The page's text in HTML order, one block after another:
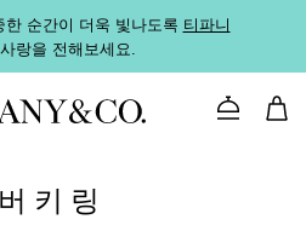
순간이 더욱 빛나도록 티파니
랑을 전해보세요.
문의하기
키 링